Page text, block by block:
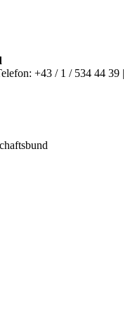
+43 / 1 / 534 44 39 |